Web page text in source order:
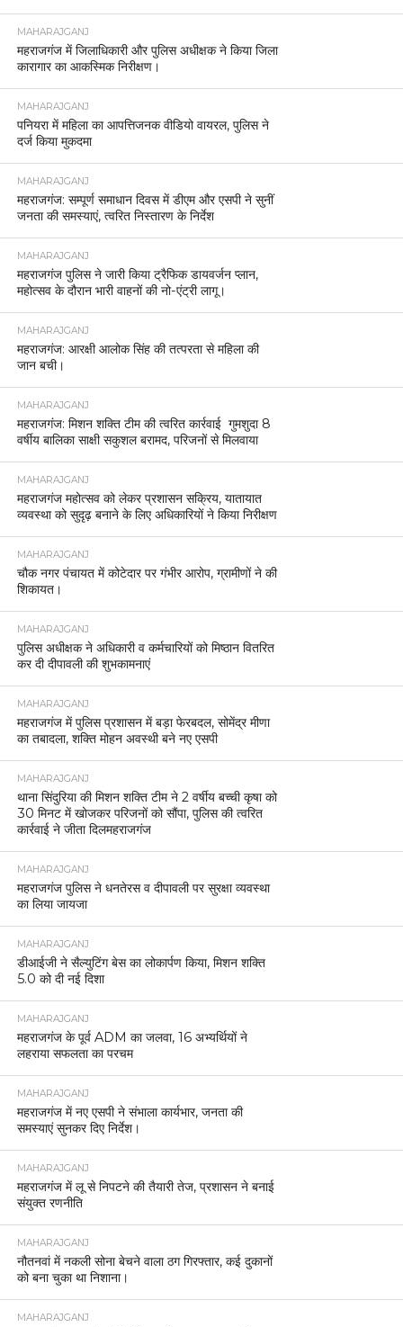
MAHARAJGANJ
महराजगंज में जिलाधिकारी और पुलिस अधीक्षक ने किया जिला
कारागार का आकस्मिक निरीक्षण।
MAHARAJGANJ
पनियरा में महिला का आपत्तिजनक वीडियो वायरल, पुलिस ने
दर्ज किया मुकदमा
MAHARAJGANJ
महराजगंज: सम्पूर्ण समाधान दिवस में डीएम और एसपी ने सुनीं
जनता की समस्याएं, त्वरित निस्तारण के निर्देश
MAHARAJGANJ
महराजगंज पुलिस ने जारी किया ट्रैफिक डायवर्जन प्लान,
महोत्सव के दौरान भारी वाहनों की नो-एंट्री लागू।
MAHARAJGANJ
महराजगंज: आरक्षी आलोक सिंह की तत्परता से महिला की
जान बची।
MAHARAJGANJ
महराजगंज: मिशन शक्ति टीम की त्वरित कार्रवाई गुमशुदा 8
वर्षीय बालिका साक्षी सकुशल बरामद, परिजनों से मिलवाया
MAHARAJGANJ
महराजगंज महोत्सव को लेकर प्रशासन सक्रिय, यातायात
व्यवस्था को सुदृढ़ बनाने के लिए अधिकारियों ने किया निरीक्षण
MAHARAJGANJ
चौक नगर पंचायत में कोटेदार पर गंभीर आरोप, ग्रामीणों ने की
शिकायत।
MAHARAJGANJ
पुलिस अधीक्षक ने अधिकारी व कर्मचारियों को मिष्ठान वितरित
कर दी दीपावली की शुभकामनाएं
MAHARAJGANJ
महराजगंज में पुलिस प्रशासन में बड़ा फेरबदल, सोमेंद्र मीणा
का तबादला, शक्ति मोहन अवस्थी बने नए एसपी
MAHARAJGANJ
थाना सिंदुरिया की मिशन शक्ति टीम ने 2 वर्षीय बच्ची कृषा को
30 मिनट में खोजकर परिजनों को सौंपा, पुलिस की त्वरित
कार्रवाई ने जीता दिलमहराजगंज
MAHARAJGANJ
महराजगंज पुलिस ने धनतेरस व दीपावली पर सुरक्षा व्यवस्था
का लिया जायजा
MAHARAJGANJ
डीआईजी ने सैल्युटिंग बेस का लोकार्पण किया, मिशन शक्ति
5.0 को दी नई दिशा
MAHARAJGANJ
महराजगंज के पूर्व ADM का जलवा, 16 अभ्यर्थियों ने
लहराया सफलता का परचम
MAHARAJGANJ
महराजगंज में नए एसपी ने संभाला कार्यभार, जनता की
समस्याएं सुनकर दिए निर्देश।
MAHARAJGANJ
महराजगंज में लू से निपटने की तैयारी तेज, प्रशासन ने बनाई
संयुक्त रणनीति
MAHARAJGANJ
नौतनवां में नकली सोना बेचने वाला ठग गिरफ्तार, कई दुकानों
को बना चुका था निशाना।
MAHARAJGANJ